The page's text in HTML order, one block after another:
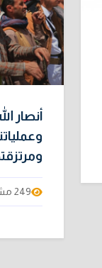
أنصار
249 مشاهدة